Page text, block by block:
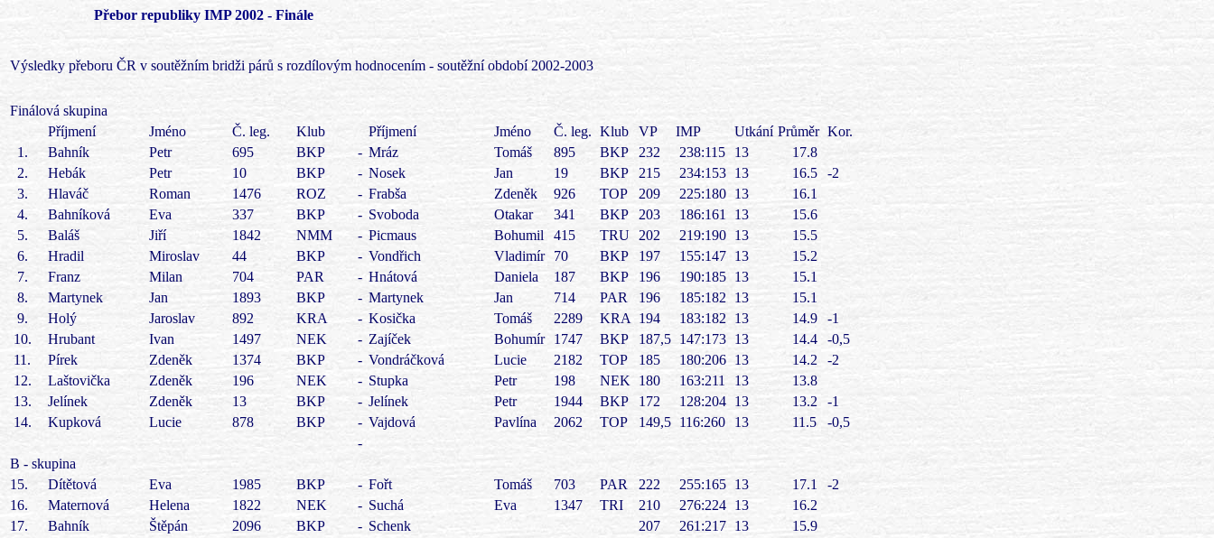
Přebor republiky IMP 2002 - Finále
Výsledky přeboru ČR v soutěžním bridži párů s rozdílovým hodnocením - soutěžní období 2002-2003
Finálová skupina
Příjmení
Jméno Č. leg. Klub Příjmení Jméno Č. leg. Klub VP IMP Utkání Průměr Kor.
1.
Bahník Petr 695 BKP - Mráz Tomáš 895 BKP 232 238:115 13
17.8
2.
Hebák Petr 10 BKP - Nosek Jan 19 BKP 215 234:153 13 16.5
-2
3.
Hlaváč Roman 1476 ROZ - Frabša Zdeněk 926 TOP 209 225:180 13
16.1
4.
Bahníková Eva 337 BKP - Svoboda Otakar 341 BKP 203 186:161 13
15.6
5.
Baláš Jiří 1842 NMM - Picmaus Bohumil 415 TRU 202 219:190 13
15.5
6.
Hradil Miroslav 44 BKP - Vondřich Vladimír 70 BKP 197 155:147 13
15.2
7.
Franz Milan 704 PAR - Hnátová Daniela 187 BKP 196 190:185 13
15.1
8.
Martynek Jan 1893 BKP - Martynek Jan 714 PAR 196 185:182 13
15.1
9.
Holý Jaroslav 892 KRA - Kosička Tomáš 2289 KRA 194 183:182 13 14.9
-1
10.
Hrubant Ivan 1497 NEK - Zajíček Bohumír 1747 BKP 187,5 147:173 13 14.4
-0,5
11.
Pírek Zdeněk 1374 BKP - Vondráčková Lucie 2182 TOP 185 180:206 13 14.2
-2
12.
Laštovička Zdeněk 196 NEK - Stupka Petr 198 NEK 180 163:211 13
13.8
13.
Jelínek Zdeněk 13 BKP - Jelínek Petr 1944 BKP 172 128:204 13 13.2
-1
14.
Kupková Lucie 878 BKP - Vajdová Pavlína 2062 TOP 149,5 116:260 13 11.5
-0,5
-
B - skupina
15.
Dítětová Eva 1985 BKP - Fořt Tomáš 703 PAR 222 255:165 13 17.1
-2
16.
Maternová Helena 1822 NEK - Suchá Eva 1347 TRI 210 276:224 13
16.2
17.
Bahník Štěpán 2096 BKP - Schenk 207 261:217 13
15.9